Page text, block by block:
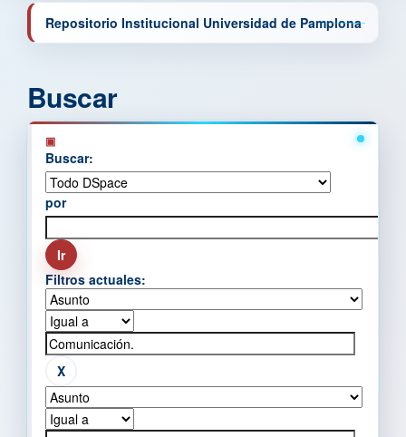
Repositorio Institucional Universidad de Pamplona
Buscar
Buscar:
por
Filtros actuales: